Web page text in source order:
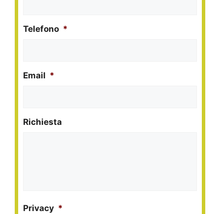
Telefono *
Email *
Richiesta
Privacy *